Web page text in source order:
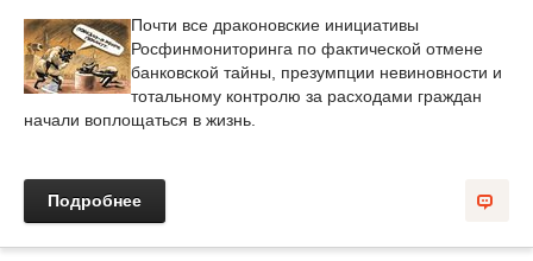
Почти все драконовские инициативы
Росфинмониторинга по фактической отмене
банковской тайны, презумпции невиновности и
тотальному контролю за расходами граждан
начали воплощаться в жизнь.
Подробнее